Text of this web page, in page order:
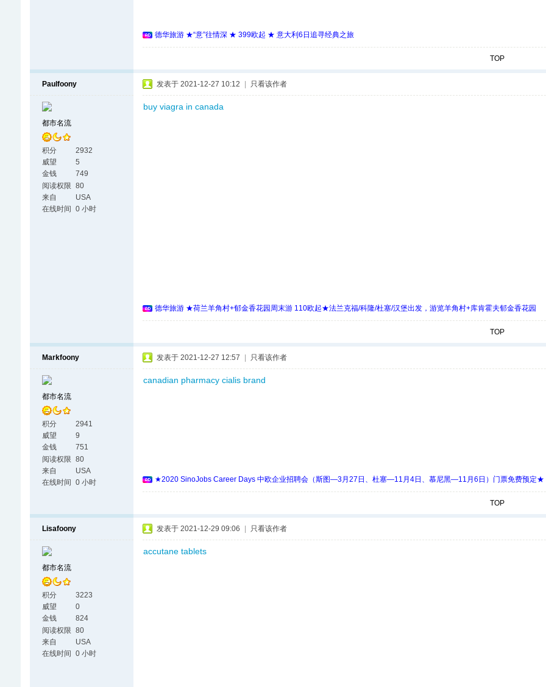
德华旅游 ★“意”往情深 ★ 399欧起 ★ 意大利6日追寻经典之旅
TOP
Paulfoony
都市名流
积分
2932
威望
5
金钱
749
阅读权限 80
来自
USA
在线时间
0 小时
发表于 2021-12-27 10:12 只看该作者
buy viagra in canada
德华旅游 ★荷兰羊角村+郁金香花园周末游 110欧起★法兰克福/科隆/杜塞/汉堡出发，游览羊角村+库肯霍夫郁金香花园
TOP
Markfoony
都市名流
积分
2941
威望
9
金钱
751
阅读权限 80
来自
USA
在线时间
0 小时
发表于 2021-12-27 12:57 只看该作者
canadian pharmacy cialis brand
★2020 SinoJobs Career Days 中欧企业招聘会（斯图—3月27日、杜塞—11月4日、慕尼黑—11月6日）门票免费预定★
TOP
Lisafoony
都市名流
积分
3223
威望
0
金钱
824
阅读权限 80
来自
USA
在线时间
0 小时
发表于 2021-12-29 09:06 只看该作者
accutane tablets